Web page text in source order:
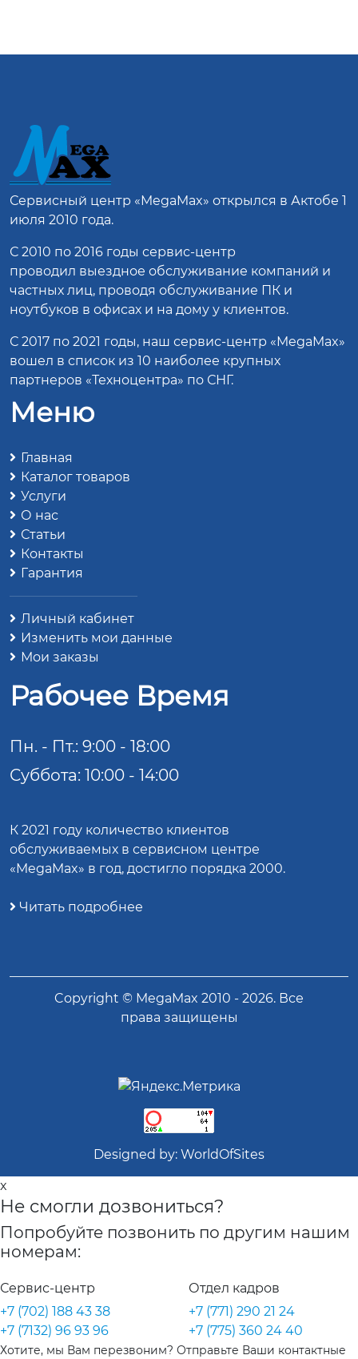
Сервисный центр «MegaMax» открылся в Актобе 1
июля 2010 года.
С 2010 по 2016 годы сервис-центр
проводил выездное обслуживание компаний и
частных лиц, проводя обслуживание ПК и
ноутбуков в офисах и на дому у клиентов.
С 2017 по 2021 годы, наш сервис-центр «MegaMax»
вошел в список из 10 наиболее крупных
партнеров «Техноцентра» по СНГ.
Меню
Главная
Каталог товаров
Услуги
О нас
Статьи
Контакты
Гарантия
Личный кабинет
Изменить мои данные
Мои заказы
Рабочее Время
Пн. - Пт.: 9:00 - 18:00
Суббота: 10:00 - 14:00
К 2021 году количество клиентов
обслуживаемых в сервисном центре
«MegaMax» в год, достигло порядка 2000.
Читать подробнее
Copyright © MegaMax 2010 - 2026. Все
права защищены
Designed by: WorldOfSites
x
Не смогли дозвониться?
Попробуйте позвонить по другим нашим
номерам:
Сервис-центр
+7 (702) 188 43 38
+7 (7132) 96 93 96
Отдел кадров
+7 (771) 290 21 24
+7 (775) 360 24 40
Хотите, мы Вам перезвоним? Отправьте Ваши контактные